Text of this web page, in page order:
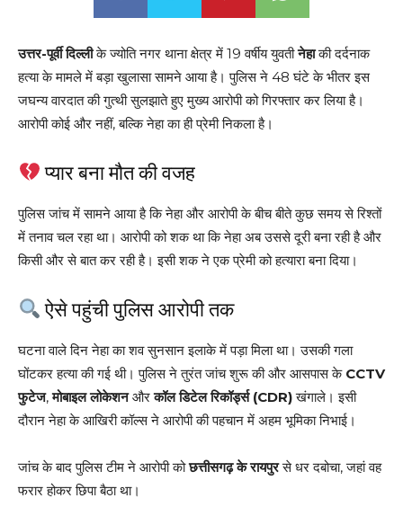
उत्तर-पूर्वी दिल्लीके ज्योति नगर थाना क्षेत्र में 19 वर्षीय युवतीनेहाकी दर्दनाक
हत्या के मामले में बड़ा खुलासा सामने आया है। पुलिस ने 48 घंटे के भीतर इस
जघन्य वारदात की गुत्थी सुलझाते हुए मुख्य आरोपी को गिरफ्तार कर लिया है।
आरोपी कोई और नहीं, बल्कि नेहा का ही प्रेमी निकला है।
प्यार बना मौत की वजह
पुलिस जांच में सामने आया है कि नेहा और आरोपी के बीच बीते कुछ समय से रिश्तों
में तनाव चल रहा था। आरोपी को शक था कि नेहा अब उससे दूरी बना रही है और
किसी और से बात कर रही है। इसी शक ने एक प्रेमी को हत्यारा बना दिया।
ऐसे पहुंची पुलिस आरोपी तक
घटना वाले दिन नेहा का शव सुनसान इलाके में पड़ा मिला था। उसकी गला
घोंटकर हत्या की गई थी। पुलिस ने तुरंत जांच शुरू की और आसपास के CCTV
फुटेज,मोबाइल लोकेशनऔरकॉल डिटेल रिकॉर्ड्स (CDR)खंगाले। इसी
दौरान नेहा के आखिरी कॉल्स ने आरोपी की पहचान में अहम भूमिका निभाई।
जांच के बाद पुलिस टीम ने आरोपी कोछत्तीसगढ़ के रायपुरसे धर दबोचा, जहां वह
फरार होकर छिपा बैठा था।